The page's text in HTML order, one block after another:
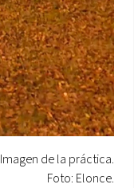
Imagen de la práctica.
Foto: Elonce.